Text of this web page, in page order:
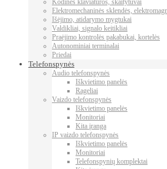
Kodinės klaviatūros, skaitytuvai
Elektromechaninės sklendės,
Išėjimo, atidarymo mygtukai
Valdikliai, signalo keitikliai
Praėjimo kontrolės pakabukai, kortelės
Autonominiai terminalai
Priedai
Telefonspynės
Audio telefonspynės
Iškvietimo panelės
Rageliai
Vaizdo telefonspynės
Iškvietimo panelės
Monitoriai
Kita įranga
IP vaizdo telefonspynės
Iškvietimo panelės
Monitoriai
Telefonspynių komplektai